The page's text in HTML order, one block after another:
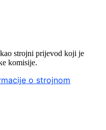
strojni prijevod koji je
komisije.
o strojnom